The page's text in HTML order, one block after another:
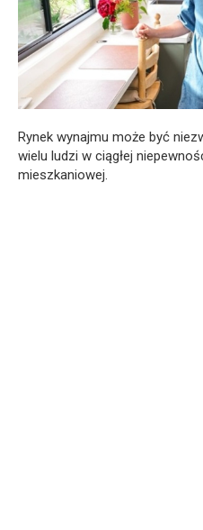
Rynek wynajmu może być
wielu ludzi w ciągłej
mieszkaniowej.